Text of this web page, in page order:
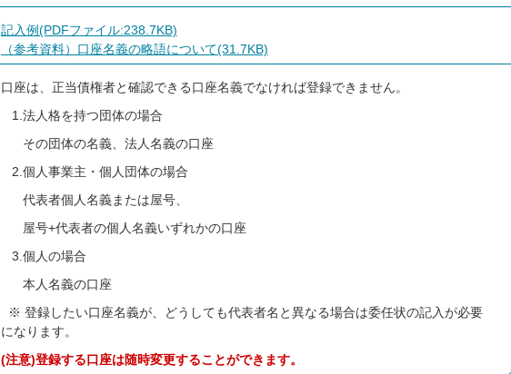
記入例(PDFファイル:238.7KB)
（参考資料）口座名義の略語について(31.7KB)
口座は、正当債権者と確認できる口座名義でなければ登録できません。
1.法人格を持つ団体の場合
その団体の名義、法人名義の口座
2.個人事業主・個人団体の場合
代表者個人名義または屋号、
屋号+代表者の個人名義いずれかの口座
3.個人の場合
本人名義の口座
※ 登録したい口座名義が、どうしても代表者名と異なる場合は委任状の記入が必要
になります。
(注意)登録する口座は随時変更することができます。